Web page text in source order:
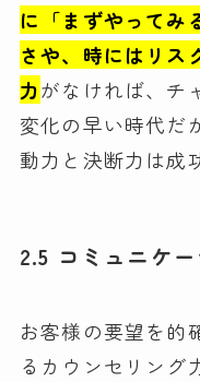
に「まずやってみ
さや、時にはリス
力がなければ、チ
変化の早い時代だ
動力と決断力は成
2.5 コミュニケ
お客様の要望を的
るカウンセリング